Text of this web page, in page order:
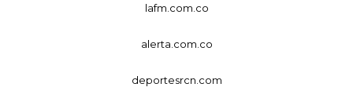
lafm.com.co
alerta.com.co
deportesrcn.com